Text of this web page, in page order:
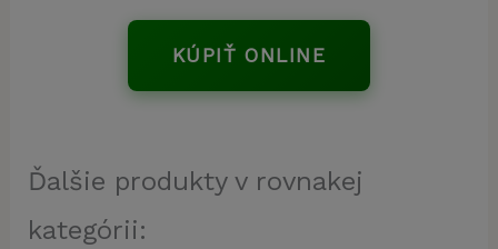
KÚPIŤ ONLINE
Ďalšie produkty v rovnakej
kategórii: